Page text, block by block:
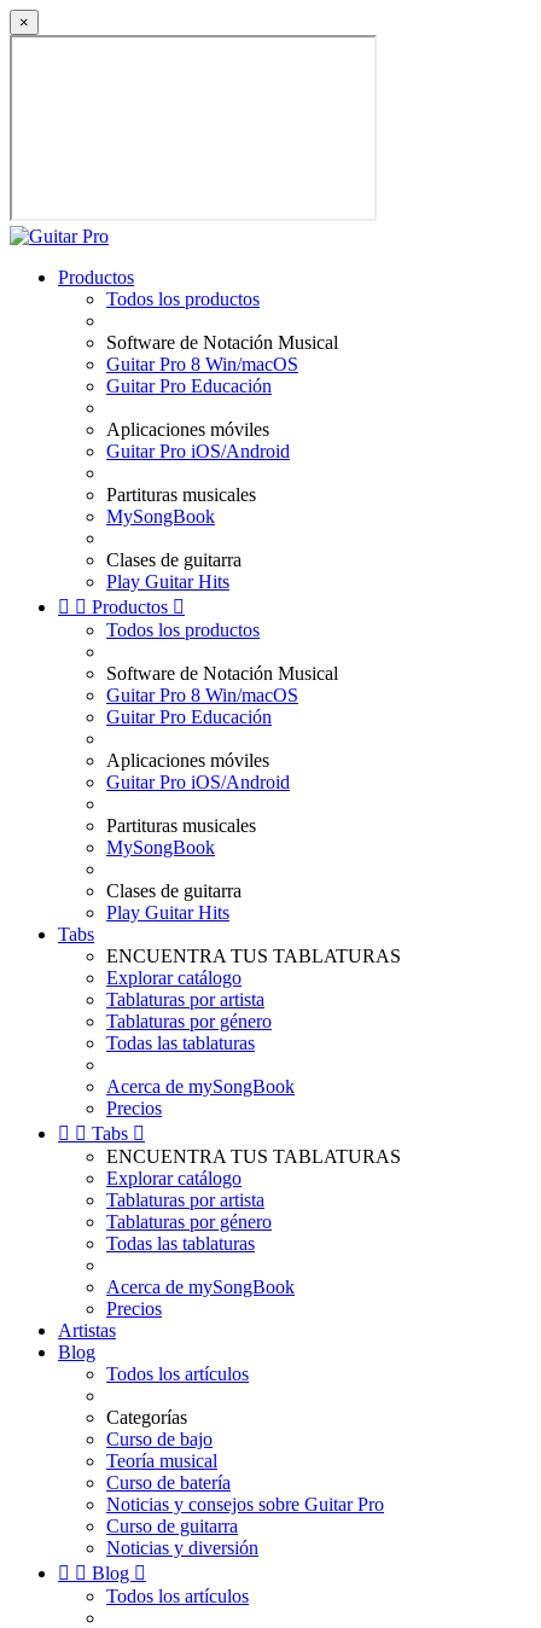
×
Productos
Todos los productos
Software de Notación Musical
Guitar Pro 8 Win/macOS
Guitar Pro Educación
Aplicaciones móviles
Guitar Pro iOS/Android
Partituras musicales
MySongBook
Clases de guitarra
Play Guitar Hits
  Productos 
Todos los productos
Software de Notación Musical
Guitar Pro 8 Win/macOS
Guitar Pro Educación
Aplicaciones móviles
Guitar Pro iOS/Android
Partituras musicales
MySongBook
Clases de guitarra
Play Guitar Hits
Tabs
ENCUENTRA TUS TABLATURAS
Explorar catálogo
Tablaturas por artista
Tablaturas por género
Todas las tablaturas
Acerca de mySongBook
Precios
  Tabs 
ENCUENTRA TUS TABLATURAS
Explorar catálogo
Tablaturas por artista
Tablaturas por género
Todas las tablaturas
Acerca de mySongBook
Precios
Artistas
Blog
Todos los artículos
Categorías
Curso de bajo
Teoría musical
Curso de batería
Noticias y consejos sobre Guitar Pro
Curso de guitarra
Noticias y diversión
  Blog 
Todos los artículos